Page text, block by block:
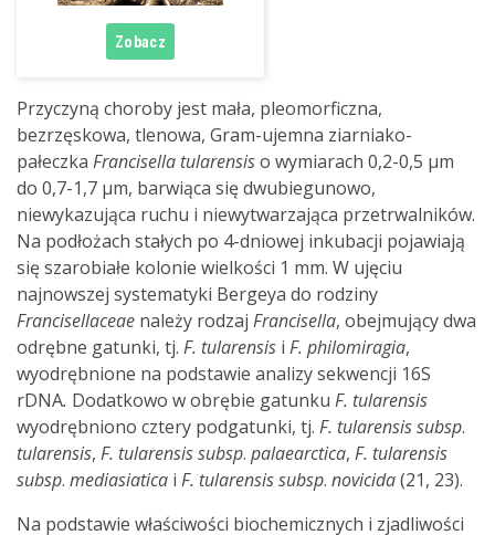
Przyczyną choroby jest mała, pleomorficzna,
bezrzęskowa, tlenowa, Gram-ujemna ziarniako-
pałeczka Francisella tularensiso wymiarach 0,2-0,5 µm
do 0,7-1,7 µm, barwiąca się dwubiegunowo,
niewykazująca ruchu i niewytwarzająca przetrwalników.
Na podłożach stałych po 4-dniowej inkubacji pojawiają
się szarobiałe kolonie wielkości 1 mm. W ujęciu
najnowszej systematyki Bergeya do rodziny
Francisellaceae należy rodzaj Francisella, obejmujący dwa
odrębne gatunki, tj. F. tularensis i F. philomiragia,
wyodrębnione na podstawie analizy sekwencji 16S
rDNA. Dodatkowo w obrębie gatunku F. tularensis
wyodrębniono cztery podgatunki, tj. F. tularensissubsp.
tularensis, F. tularensissubsp. palaearctica, F. tularensis
subsp. mediasiatica i F. tularensissubsp. novicida(21, 23).
Na podstawie właściwości biochemicznych i zjadliwości